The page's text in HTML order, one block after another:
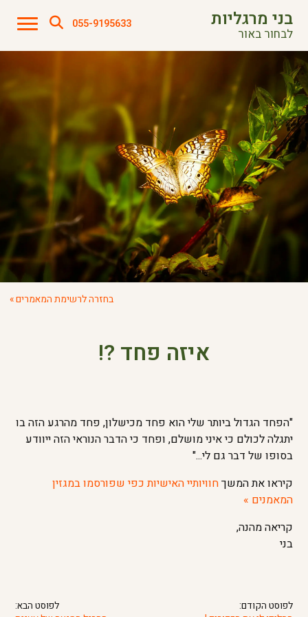
בני מרגליות
לבחור באור
055-9195633
בחזרה לרשימת המאמרים »
איזה פחד ?!
"הפחד הגדול ביותר שלי הוא פחד מכישלון, פחד מהרגע הזה בו
יתגלה לכולם כי איני מושלם, ופחד כי הדבר הנוראי הזה ייוודע
בסופו של דבר גם לי..."
קיראו את המשךחוויותיי האישיות כפי שפורסמו במגזין
המאמנים »
קריאה מהנה,
בני
לפוסט הקודם:
לפוסט הבא: